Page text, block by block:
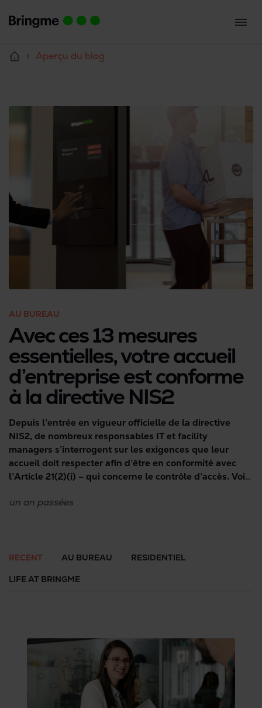
Aperçu du blog
AU BUREAU
Avec ces 13 mesures
essentielles, votre accueil
d’entreprise est conforme
à la directive NIS2
Depuis l’entrée en vigueur officielle de la directive
NIS2, de nombreux responsables IT et facility
managers s’interrogent sur les exigences que leur
accueil doit respecter afin d’être en conformité avec
l’Article 21(2)(i) – qui concerne le contrôle d’accès. Voici
rapidement le niveau de conformité actuel de votre
un an passées
RECENT AU BUREAU RESIDENTIEL
LIFE AT BRINGME